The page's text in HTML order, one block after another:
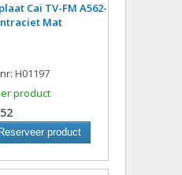
Cai TV-FM A562-
Mat
H01197
product
Reserveer product